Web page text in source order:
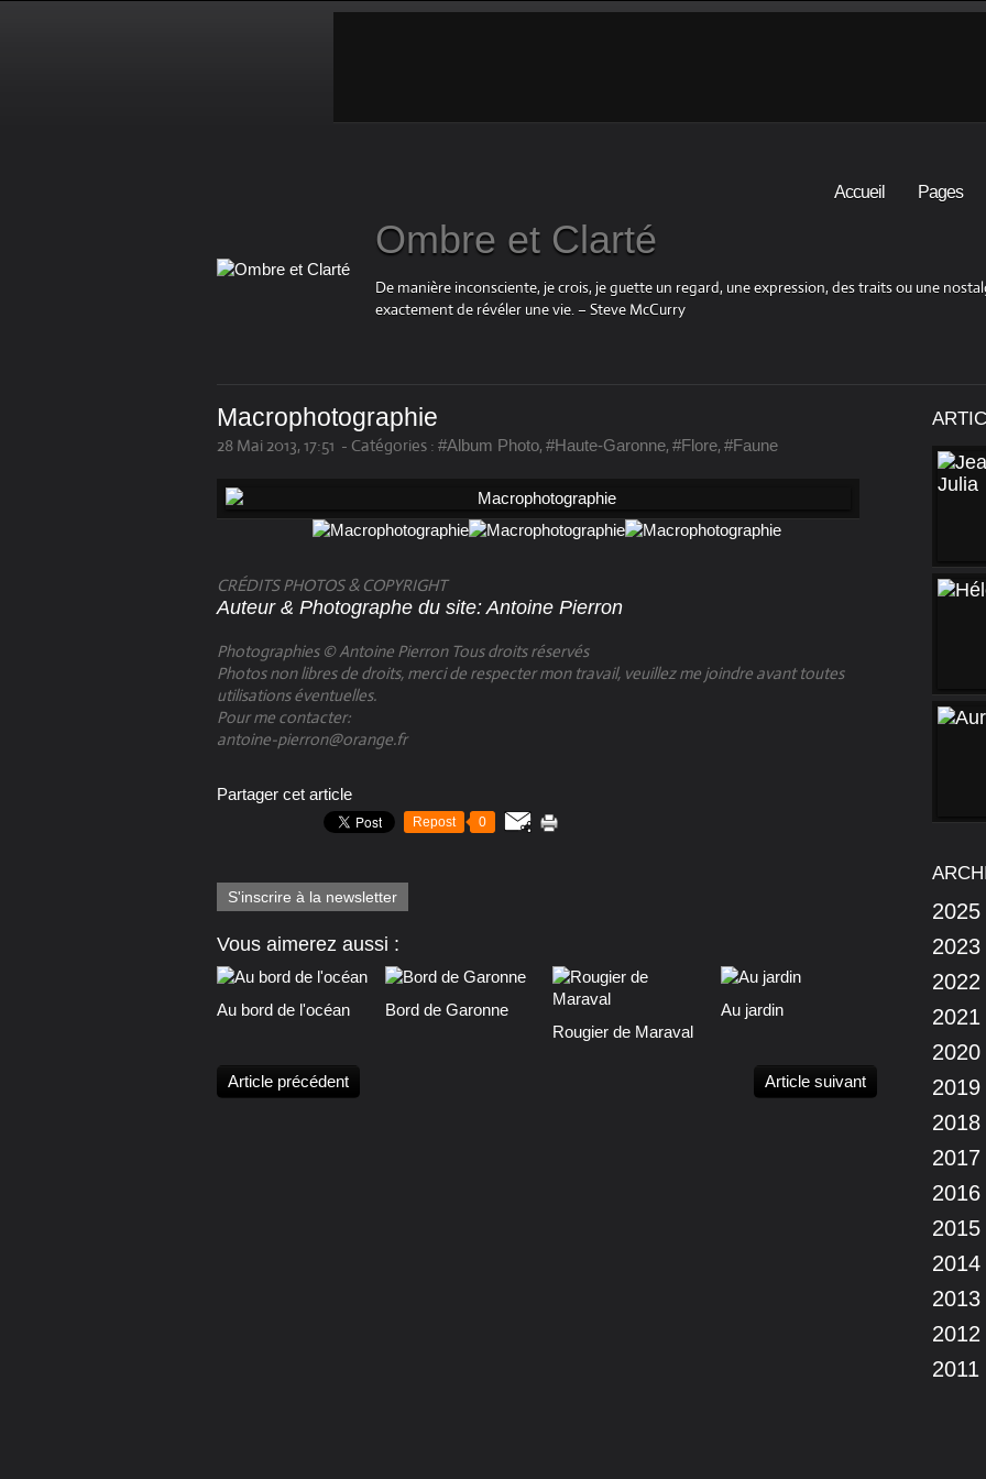
Accueil Pages
Ombre et Clarté
De manière inconsciente, je crois, je guette un regard, une expression, des traits ou une
exactement de révéler une vie. – Steve McCurry
Macrophotographie
28 Mai 2013, 17:51 - Catégories : #Album Photo, #Haute-Garonne, #Flore, #Faune
CRÉDITS PHOTOS & COPYRIGHT
Auteur & Photographe du site: Antoine Pierron
Photographies © Antoine Pierron Tous droits réservés
Photos non libres de droits, merci de respecter mon travail, veuillez me joindre avant toutes
utilisations éventuelles.​
Pour me contacter:
antoine-pierron@orange.fr
Partager cet article
Repost 0
S'inscrire à la newsletter
Vous aimerez aussi :
Au bord de l'océan
Bord de Garonne
Rougier de Maraval
Au jardin
Article précédent Article suivant
2025
2023
2022
2021
2020
2019
2018
2017
2016
2015
2014
2013
2012
2011